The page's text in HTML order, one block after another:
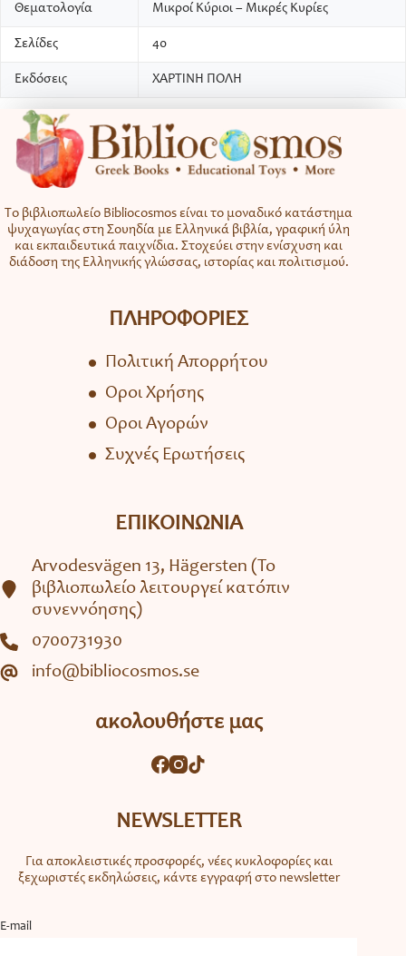
Θεματολογία Μικροί Κύριοι – Μικρές Κυρίες
Σελίδες 40
Εκδόσεις ΧΑΡΤΙΝΗ ΠΟΛΗ
Το βιβλιοπωλείο Bibliocosmos είναι το μοναδικό κατάστημα
ψυχαγωγίας στη Σουηδία με Ελληνικά βιβλία, γραφική ύλη
και εκπαιδευτικά παιχνίδια. Στοχεύει στην ενίσχυση και
διάδοση της Ελληνικής γλώσσας, ιστορίας και πολιτισμού.
ΠΛΗΡΟΦΟΡΙΕΣ
Πολιτική Απορρήτου
Όροι Χρήσης
Όροι Αγορών
Συχνές Ερωτήσεις
ΕΠΙΚΟΙΝΩΝΙΑ
Arvodesvägen 13, Hägersten (To
βιβλιοπωλείο λειτουργεί κατόπιν
συνεννόησης)
0700731930
info@bibliocosmos.se
ακολουθήστε μας
NEWSLETTER
Για αποκλειστικές προσφορές, νέες κυκλοφορίες και
ξεχωριστές εκδηλώσεις, κάντε εγγραφή στο newsletter
Ε-mail